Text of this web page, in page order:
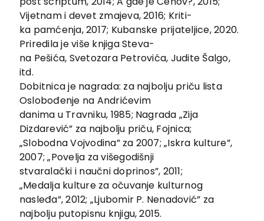
Vijetnam i devet zmajeva, 2016; Kriti-
ka pamćenja, 2017; Kubanske prijateljice, 2020.
Priredila je više knjiga Steva-
na Pešića, Svetozara Petrovića, Judite Šalgo,
itd.
Dobitnica je nagrada: za najbolju priču lista
Oslobođenje na Andrićevim
danima u Travniku, 1985; Nagrada „Zija
Dizdarević” za najbolju priču, Fojnica;
„Slobodna Vojvodina” za 2007; „Iskra kulture”,
2007; „Povelja za višegodišnji
stvaralački i naučni doprinos”, 2011;
„Medalja kulture za očuvanje kulturnog
nasleđa”, 2012; „Ljubomir P. Nenadović” za
najbolju putopisnu knjigu, 2015.